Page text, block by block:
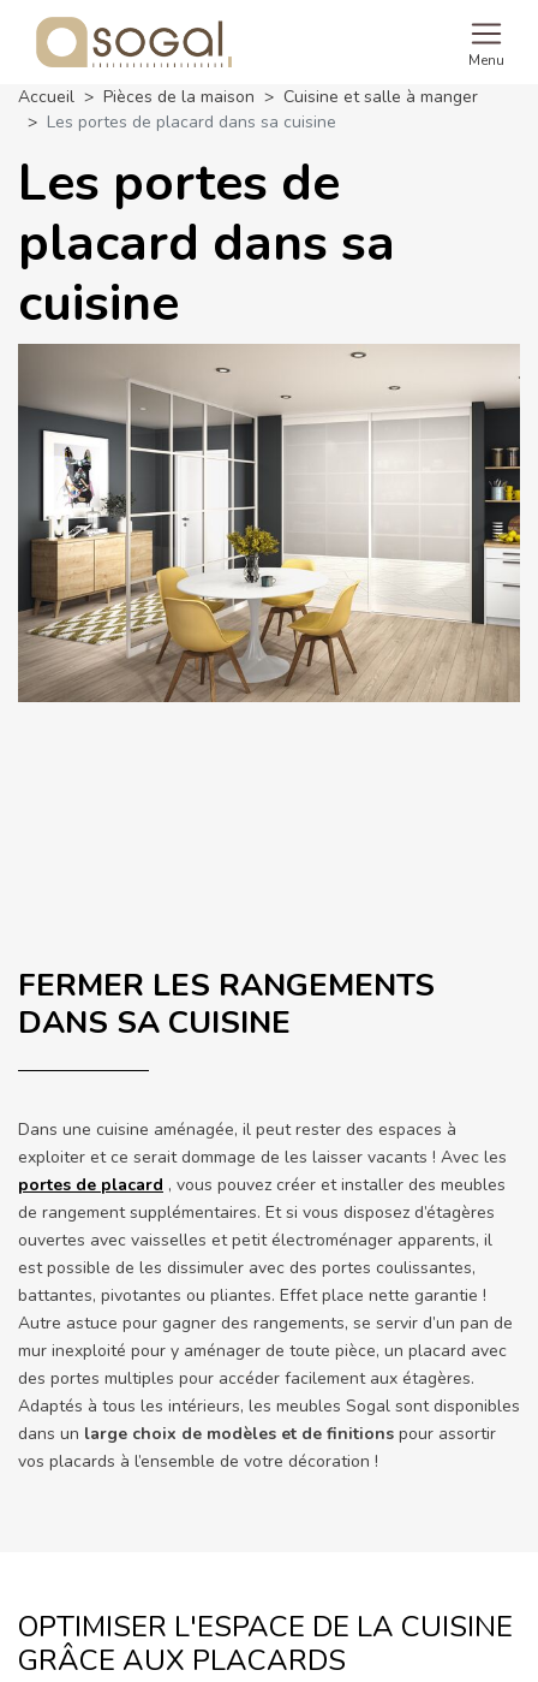
Menu
Accueil Pièces de la maison
Cuisine et salle à manger
Les portes de placard dans sa cuisine
Les portes de
placard dans sa
cuisine
FERMER LES RANGEMENTS
DANS SA CUISINE
Dans une cuisine aménagée, il peut rester des espaces à
exploiter et ce serait dommage de les laisser vacants ! Avec les
portes de placard , vous pouvez créer et installer des meubles
de rangement supplémentaires. Et si vous disposez d’étagères
ouvertes avec vaisselles et petit électroménager apparents, il
est possible de les dissimuler avec des portes coulissantes,
battantes, pivotantes ou pliantes. Effet place nette garantie !
Autre astuce pour gagner des rangements, se servir d’un pan de
mur inexploité pour y aménager de toute pièce, un placard avec
des portes multiples pour accéder facilement aux étagères.
Adaptés à tous les intérieurs, les meubles Sogal sont disponibles
dans un large choix de modèles et de finitions pour assortir
vos placards à l’ensemble de votre décoration !
OPTIMISER L'ESPACE DE LA CUISINE
GRÂCE AUX PLACARDS